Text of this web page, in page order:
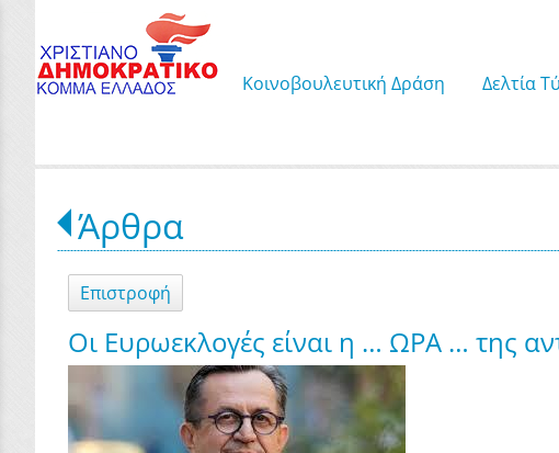
Κοινοβουλευτική Δράση Δελτία
Άρθρα
Επιστροφή
Οι Ευρωεκλογές είναι η … ΩΡΑ … της